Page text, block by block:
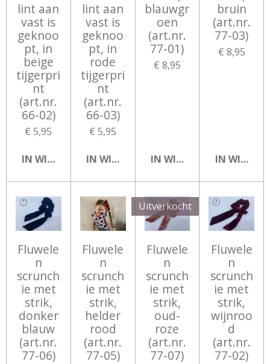
lint aan
vast is
geknoo
pt, in
beige
tijgerpri
nt
(art.nr.
66-02)
€ 5,95
IN WINKELWAGEN
lint aan
vast is
geknoo
pt, in
rode
tijgerpri
nt
(art.nr.
66-03)
€ 5,95
IN WINKELWAGEN
blauwgr
oen
(art.nr.
77-01)
€ 8,95
IN WINKELWAGEN
bruin
(art.nr.
77-03)
€ 8,95
IN
Fluwele
n
scrunch
ie met
strik,
donker
blauw
(art.nr.
77-06)
Fluwele
n
scrunch
ie met
strik,
helder
rood
(art.nr.
77-05)
Uitverkocht
Fluwele
n
scrunch
ie met
strik,
oud-
roze
(art.nr.
77-07)
Fluwele
n
scrunch
ie met
strik,
wijnroo
d
(art.nr.
77-02)